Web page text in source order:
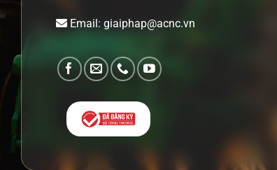
Email: giaiphap@acnc.vn